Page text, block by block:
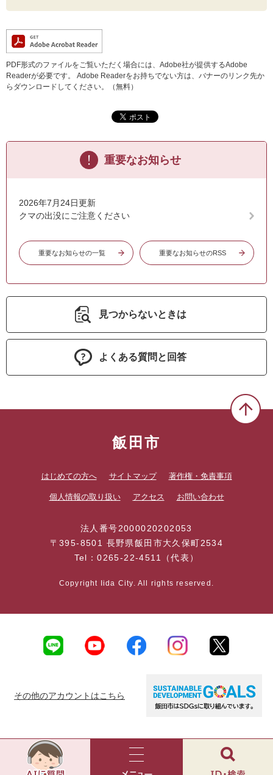
PDF形式のファイルをご覧いただく場合には、Adobe社が提供するAdobe
Readerが必要です。
Adobe Readerをお持ちでない方は、バナーのリンク先か
らダウンロードしてください。（無料）
重要なお知らせ
2026年7月24日更新
クマの出没にご注意ください
重要なお知らせの一覧 重要なお知らせのRSS
見つからないときは
よくある質問と回答
飯田市
はじめての方へ サイトマップ 著作権・免責事項
個人情報の取り扱い アクセス お問い合わせ
法人番号2000020202053
〒395-8501 長野県飯田市大久保町2534
Tel：0265-22-4511（代表）
Copyright Iida City. All rights reserved.
その他のアカウントはこちら